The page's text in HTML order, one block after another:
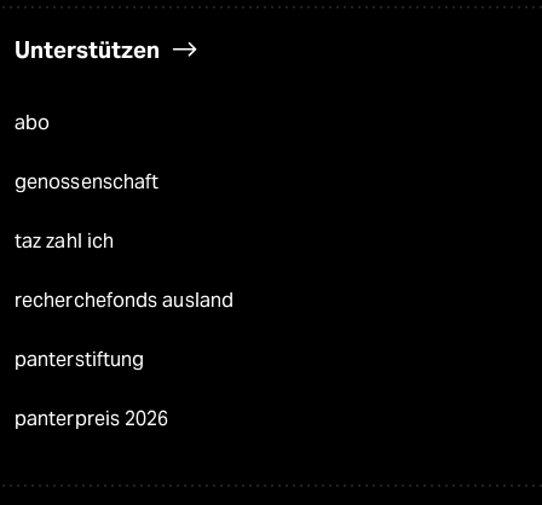
Unterstützen
abo
genossenschaft
taz zahl ich
recherchefonds ausland
panterstiftung
panterpreis 2026